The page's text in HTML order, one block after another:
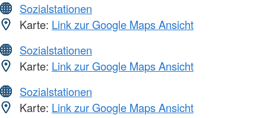
Sozialstationen
Karte: Link zur Google Maps Ansicht
Sozialstationen
Karte: Link zur Google Maps Ansicht
Sozialstationen
Karte: Link zur Google Maps Ansicht